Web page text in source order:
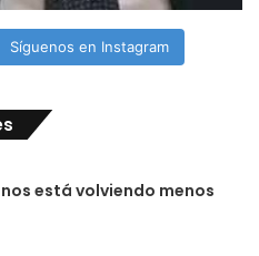
Síguenos en Instagram
está volviendo menos